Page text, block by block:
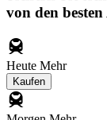
von den
Heute Mehr
Kaufen